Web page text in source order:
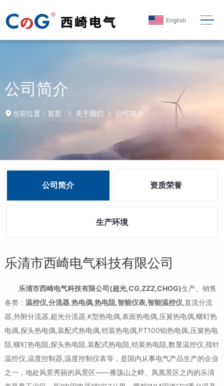
English
公司简介
当前位置： 首页 关于我们 公司简介
公司简介 资质荣誉
生产环境
乐清市西崎电气科技有限公司
乐清市西崎电气科技有限公司(超光,CG,ZZZ,CHOG)生产、销售
各类： 温控仪,分流器,热电偶,热电阻,智能仪表,智能温控仪,直流分流
器,外附分流器,超光分流器,K型热电偶,表面热电偶,压簧热电偶,螺钉热
电偶,探头热电偶,装配式热电偶,铠装热电偶,PT100铂热电偶,压簧热电
阻,螺钉热电阻,探头热电阻,装配式热电阻,铠装热电阻,数显温控仪,指针
温控仪,温度控制器,温度控制仪表等，是国内从事电气产品生产的企业
之一，地处风景秀丽的风景区——雁荡山之畔、凤凰景区之内的乐清